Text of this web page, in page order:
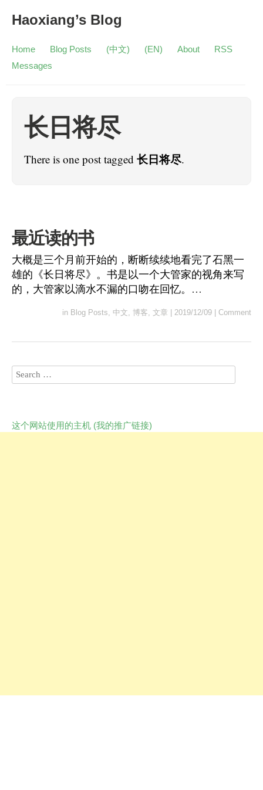
Haoxiang’s Blog
Home Blog Posts (中文) (EN) About
RSS
Messages
长日将尽
There is one post tagged 长日将尽.
最近读的书
大概是三个月前开始的，断断续续地看完了石黑一
雄的《长日将尽》。书是以一个大管家的视角来写
的，大管家以滴水不漏的口吻在回忆。…
in Blog Posts, 中文, 博客, 文章 2019/12/09 Comment
这个网站使用的主机 (我的推广链接)